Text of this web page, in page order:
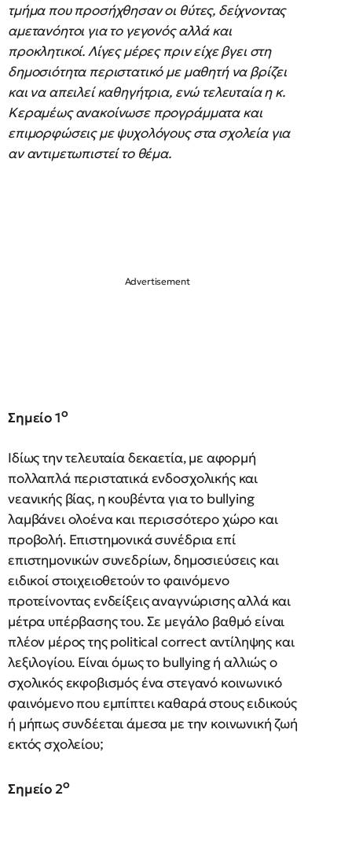
τμήμα που προσήχθησαν οι θύτες, δείχνοντας
αμετανόητοι για το γεγονός αλλά και
προκλητικοί. Λίγες μέρες πριν είχε βγει στη
δημοσιότητα περιστατικό με μαθητή να βρίζει
και να απειλεί καθηγήτρια, ενώ τελευταία η κ.
Κεραμέως ανακοίνωσε προγράμματα και
επιμορφώσεις με ψυχολόγους στα σχολεία για
αν αντιμετωπιστεί το θέμα.
Σημείο 1ο
Ιδίως την τελευταία δεκαετία, με αφορμή
πολλαπλά περιστατικά ενδοσχολικής και
νεανικής βίας, η κουβέντα για το bullying
λαμβάνει ολοένα και περισσότερο χώρο και
προβολή. Επιστημονικά συνέδρια επί
επιστημονικών συνεδρίων, δημοσιεύσεις και
ειδικοί στοιχειοθετούν το φαινόμενο
προτείνοντας ενδείξεις αναγνώρισης αλλά και
μέτρα υπέρβασης του. Σε μεγάλο βαθμό είναι
πλέον μέρος της political correct αντίληψης και
λεξιλογίου. Είναι όμως το bullying ή αλλιώς ο
σχολικός εκφοβισμός ένα στεγανό κοινωνικό
φαινόμενο που εμπίπτει καθαρά στους ειδικούς
ή μήπως συνδέεται άμεσα με την κοινωνική ζωή
εκτός σχολείου;
Σημείο 2ο